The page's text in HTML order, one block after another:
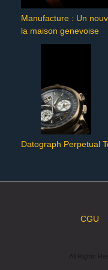
Manufacture : Un
la maison genevoise
Datograph Perpetual
CGU